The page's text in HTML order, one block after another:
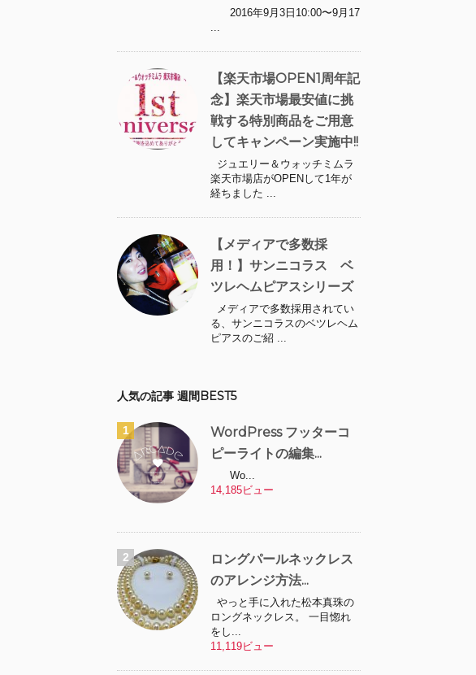
2016年9月3日10:00〜9月17
...
【楽天市場OPEN1周年記
念】楽天市場最安値に挑
戦する特別商品をご用意
してキャンペーン実施中!!
ジュエリー＆ウォッチミムラ
楽天市場店がOPENして1年が
経ちました ...
【メディアで多数採
用！】サンニコラス ベ
ツレヘムピアスシリーズ
メディアで多数採用されてい
る、サンニコラスのベツレヘム
ピアスのご紹 ...
人気の記事 週間BEST5
WordPress フッターコ
ピーライトの編集...
Wo...
14,185ビュー
ロングパールネックレス
のアレンジ方法...
やっと手に入れた松本真珠の
ロングネックレス。 一目惚れ
をし...
11,119ビュー